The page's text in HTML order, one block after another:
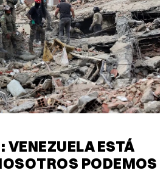
VENEZUELA ESTÁ
PODEMOS